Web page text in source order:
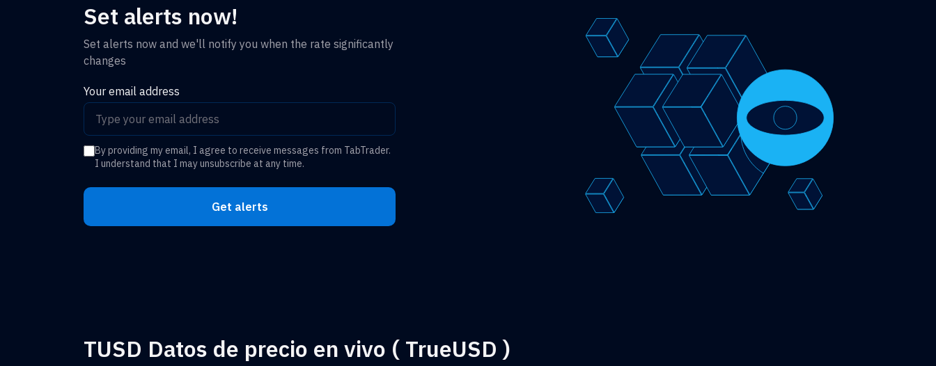
Set alerts now!
Set alerts now and we'll notify you when the rate significantly
changes
Your email address
By providing my email, I agree to receive messages from TabTrader.
I understand that I may unsubscribe at any time.
Get alerts
TUSD Datos de precio en vivo ( TrueUSD )